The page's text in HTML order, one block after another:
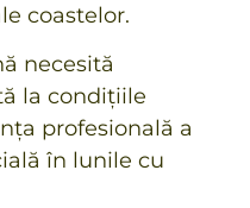
coastelor.
necesită
la condițiile
profesională a
în lunile cu